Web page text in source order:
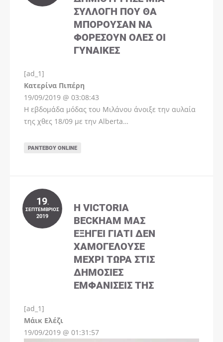
ΣΥΛΛΟΓΉ ΠΟΥ ΘΑ
ΜΠΟΡΟΎΣΑΝ ΝΑ
ΦΟΡΈΣΟΥΝ ΌΛΕΣ ΟΙ
ΓΥΝΑΊΚΕΣ
[ad_1]
Kατερίνα Πιπέρη
19/09/2019 @ 03:08:43
Η εβδομάδα μόδας του Μιλάνου άνοιξε την αυλαία
της χθες 18/09 με την Alberta…
ΡΑΝΤΕΒΟΎ ONLINE
19.
ΣΕΠΤΈΜΒΡΙΟΣ
2019
Η VICTORIA
BECKHAM ΜΑΣ
ΕΞΗΓΕΊ ΓΙΑΤΊ ΔΕΝ
ΧΑΜΟΓΕΛΟΎΣΕ
ΜΈΧΡΙ ΤΏΡΑ ΣΤΙΣ
ΔΗΜΌΣΙΕΣ
ΕΜΦΑΝΊΣΕΙΣ ΤΗΣ
[ad_1]
Μάικ Ελέζι
19/09/2019 @ 01:31:57